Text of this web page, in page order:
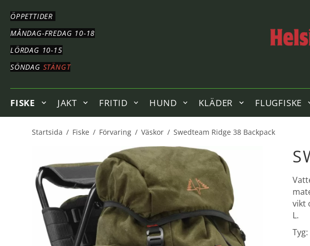
TILL
HUVUDNAVIGERINGHOPPA
TILL
HUVUDINNEHÅLLET
ÖPPETTIDER
MÅNDAG-FREDAG 10-18
LÖRDAG 10-15
SÖNDAG STÄNGT
FISKE JAKT FRITID HUND KLÄDER FLUGFISKE
Startsida / Fiske / Förvaring / Väskor / Swedteam Ridge 38 Backpack
vikt
L.
Tyg: